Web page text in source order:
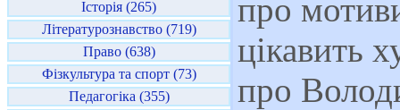
Історія (265)
Літературознавство (719)
Право (638)
Фізкультура та спорт (73)
Педагогіка (355)
про
цікавить
про